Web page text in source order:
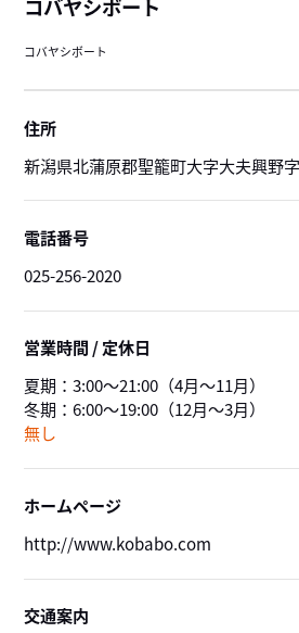
コバヤシボート
コバヤシボート
住所
新潟県北蒲原郡聖籠町大字大夫興野
電話番号
025-256-2020
営業時間 / 定休日
夏期：3:00～21:00（4月～11月）
冬期：6:00～19:00（12月～3月）
無し
ホームページ
http://www.kobabo.com
交通案内